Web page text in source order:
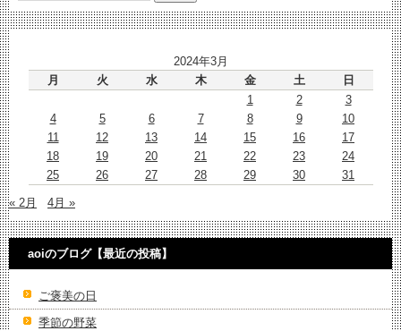
2024年3月
月
火 水 木 金 土
日
1
2
3
4
5 6 7 8 9
10
11
12 13 14 15 16
17
18
19 20 21 22 23
24
25
26 27 28 29 30 31
« 2月 4月 »
aoiのブログ【最近の投稿】
ご褒美の日
季節の野菜